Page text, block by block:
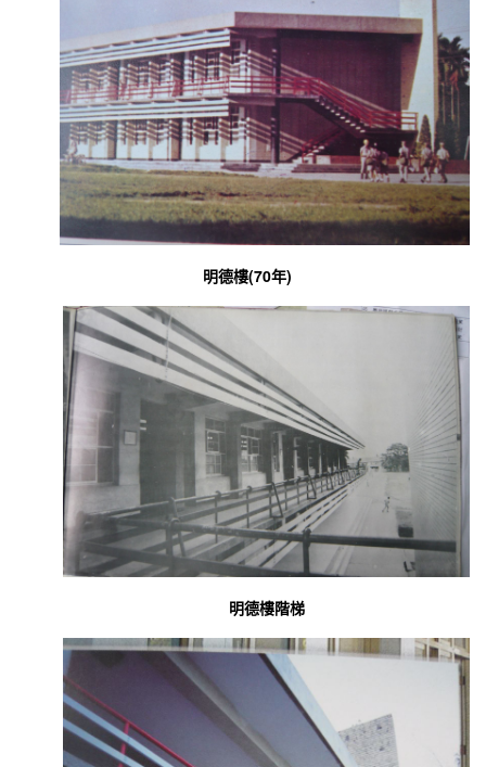
明德樓(70年)
明德樓階梯